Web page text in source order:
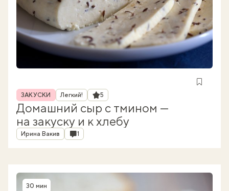
Рубрика
ЗАКУСКИ Легкий! Рейтинг
5
Домашний сыр с тмином —
на закуску и к хлебу
Автор
Ирина Вакив Комментарии
1
Время приготовления
30 мин